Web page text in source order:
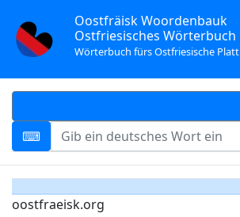
Oostfräisk Woordenbauk
Ostfriesisches Wörterbuch
Wörterbuch fürs Ostfriesische Platt
oostfraeisk.org